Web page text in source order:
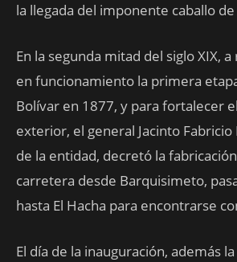
la llegada del imponente caballo
En la segunda mitad del siglo XIX,
en funcionamiento la primera
Bolívar en 1877, y para fortalecer
exterior, el general Jacinto
de la entidad, decretó la
carretera desde Barquisimeto,
hasta El Hacha para encontrarse
El día de la inauguración, además